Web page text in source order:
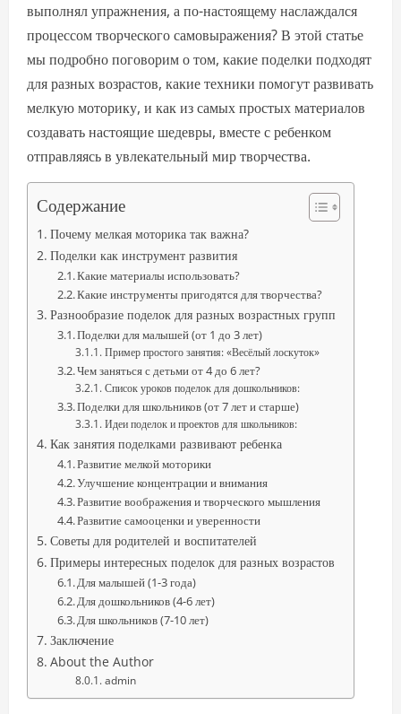
выполнял упражнения, а по-настоящему наслаждался
процессом творческого самовыражения? В этой статье
мы подробно поговорим о том, какие поделки подходят
для разных возрастов, какие техники помогут развивать
мелкую моторику, и как из самых простых материалов
создавать настоящие шедевры, вместе с ребенком
отправляясь в увлекательный мир творчества.
Содержание
Почему мелкая моторика так важна?
Поделки как инструмент развития
Какие материалы использовать?
Какие инструменты пригодятся для творчества?
Разнообразие поделок для разных возрастных групп
Поделки для малышей (от 1 до 3 лет)
Пример простого занятия: «Весёлый лоскуток»
Чем заняться с детьми от 4 до 6 лет?
Список уроков поделок для дошкольников:
Поделки для школьников (от 7 лет и старше)
Идеи поделок и проектов для школьников:
Как занятия поделками развивают ребенка
Развитие мелкой моторики
Улучшение концентрации и внимания
Развитие воображения и творческого мышления
Развитие самооценки и уверенности
Советы для родителей и воспитателей
Примеры интересных поделок для разных возрастов
Для малышей (1-3 года)
Для дошкольников (4-6 лет)
Для школьников (7-10 лет)
Заключение
About the Author
admin